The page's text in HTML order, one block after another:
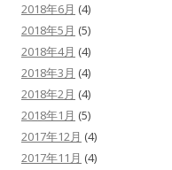
2018年6月 (4)
2018年5月 (5)
2018年4月 (4)
2018年3月 (4)
2018年2月 (4)
2018年1月 (5)
2017年12月 (4)
2017年11月 (4)